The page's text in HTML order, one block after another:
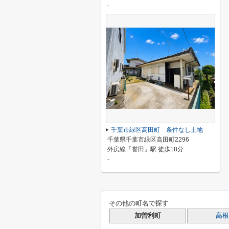
-
千葉市緑区高田町 条件なし土地
千葉県千葉市緑区高田町2296
外房線「誉田」駅 徒歩18分
-
その他の町名で探す
加曽利町 高根